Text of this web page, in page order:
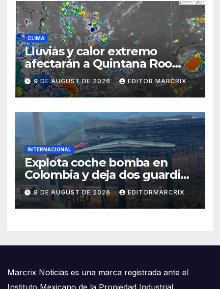
CLIMA
Lluvias y calor extremo
afectarán a Quintana Roo
este domingo
9 DE AUGUST DE 2026 EDITOR MARCRIX
INTERNACIONAL
Explota coche bomba en
Colombia y deja dos guardias
heridos
8 DE AUGUST DE 2026 EDITORMARCRIX
Marcrix Noticias es una marca registrada ante el
Instituto Mexicano de la Propiedad Industrial.